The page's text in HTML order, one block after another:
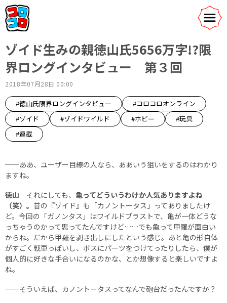
ゾイド生みの親徳山氏5656万字!?限
界ロングインタビュー 第３回
2018年07月28日 00:00
#徳山氏限界ロングインタビュー
#コロコロオンライン
#ゾイド
#ゾイドワイルド #ホビー
#玩具
#連載
──ああ、ユーザー目線の人なら、ああいう狙いをするのはわかり
ますね。
徳山 それにしても、 亀ってどういうわけか人気ありますよね
（笑）。 昔の『ゾイド』も「カノントータス」ってありましたけ
ど。今回の「ガノンタス」はワイルドブラストで、亀が一体どうな
っちゃうのかって思ってたんですけど……でも亀って甲羅が面白い
からね。だから甲羅を剥き出しにしたという感じ。あと亀の形自体
がすごく戦車っぽいし、ボスにパーツをつけてったりしたら、僕が
個人的に好きな手合いになるのかな、とか想像すると楽しいですよ
ね。
──そういえば、カノントータスってなんで砲台だったんですか？